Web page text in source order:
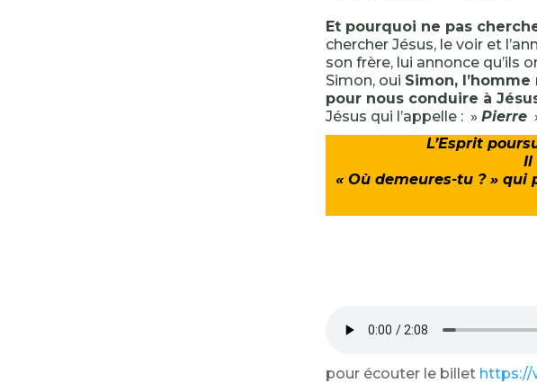
Et pourquoi ne pas
chercher Jésus, le voir et
son frère, lui annonce qu’ils
Simon, oui Simon,
pour nous conduire à
Jésus qui l’appelle : » Pierre
L’Esprit
Il
« Où demeures-tu ? » qui
pour écouter le billet https://